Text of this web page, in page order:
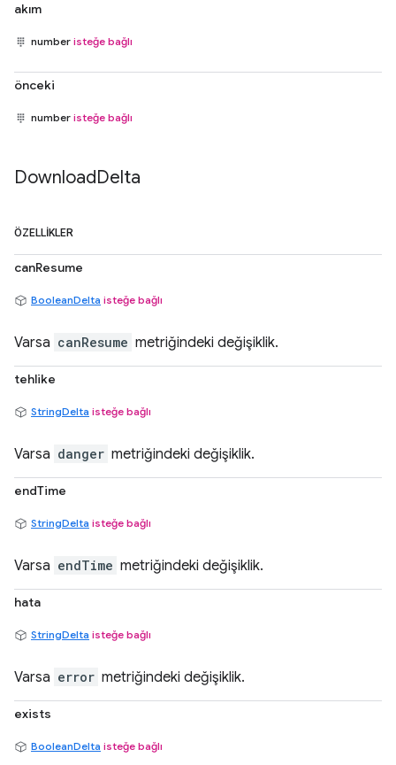
akım
number isteğe bağlı
önceki
number isteğe bağlı
DownloadDelta
ÖZELLIKLER
canResume
BooleanDelta isteğe bağlı
Varsa canResume metriğindeki değişiklik.
tehlike
StringDelta isteğe bağlı
Varsa danger metriğindeki değişiklik.
endTime
StringDelta isteğe bağlı
Varsa endTime metriğindeki değişiklik.
hata
StringDelta isteğe bağlı
Varsa error metriğindeki değişiklik.
exists
BooleanDelta isteğe bağlı